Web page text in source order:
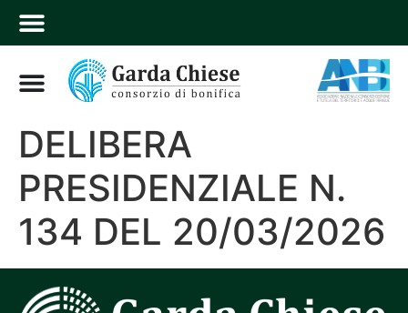
DELIBERA
PRESIDENZIALE N.
134 DEL 20/03/2026